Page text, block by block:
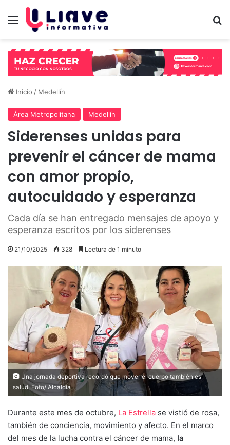
Menú
Inicio / Medellín
Área Metropolitana Medellín
Siderenses unidas para
prevenir el cáncer de mama
con amor propio,
autocuidado y esperanza
Cada día se han entregado mensajes de apoyo y
esperanza escritos por los siderenses
21/10/2025 328 Lectura de 1 minuto
Una jornada deportiva recordó que mover el cuerpo también es
salud. Foto/ Alcaldía
Durante este mes de octubre, La Estrella se vistió de rosa,
también de conciencia, movimiento y afecto. En el marco
del mes de la lucha contra el cáncer de mama, la